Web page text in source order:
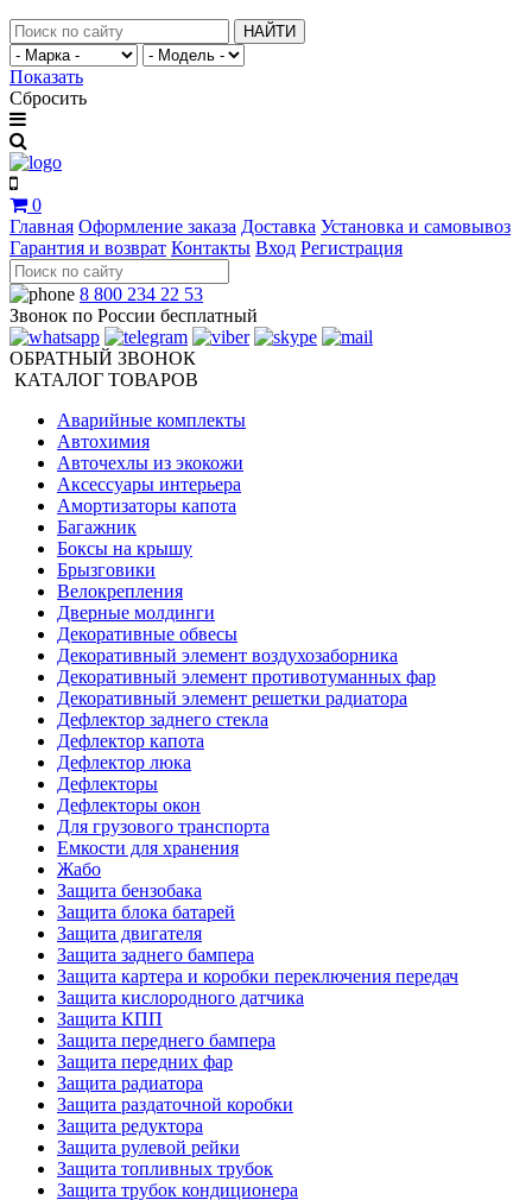
НАЙТИ
Показать
Сбросить
0
Главная Оформление заказа Доставка Установка и самовывоз
Гарантия и возврат Контакты Вход Регистрация
8 800 234 22 53
Звонок по России бесплатный
ОБРАТНЫЙ ЗВОНОК
КАТАЛОГ ТОВАРОВ
Аварийные комплекты
Автохимия
Авточехлы из экокожи
Аксессуары интерьера
Амортизаторы капота
Багажник
Боксы на крышу
Брызговики
Велокрепления
Дверные молдинги
Декоративные обвесы
Декоративный элемент воздухозаборника
Декоративный элемент противотуманных фар
Декоративный элемент решетки радиатора
Дефлектор заднего стекла
Дефлектор капота
Дефлектор люка
Дефлекторы
Дефлекторы окон
Для грузового транспорта
Емкости для хранения
Жабо
Защита бензобака
Защита блока батарей
Защита двигателя
Защита заднего бампера
Защита картера и коробки переключения передач
Защита кислородного датчика
Защита КПП
Защита переднего бампера
Защита передних фар
Защита радиатора
Защита раздаточной коробки
Защита редуктора
Защита рулевой рейки
Защита топливных трубок
Защита трубок кондиционера